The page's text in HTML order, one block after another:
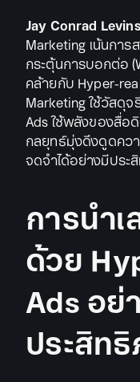
Jay Conrad
Marketing เน้นการ
กระตุ้นการบอกต่อ
คล้ายกับ Hyper-
Marketing ใช้วัสดุ
Ads ใช้พลังของสื่อ
กลยุทธ์มุ่งดึงดูดควา
จดจำได้อย่างมีประ
การนำ
ด้วย
Ads อย่
ประสิท